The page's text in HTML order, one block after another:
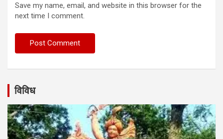
Save my name, email, and website in this browser for the
next time I comment.
विविध